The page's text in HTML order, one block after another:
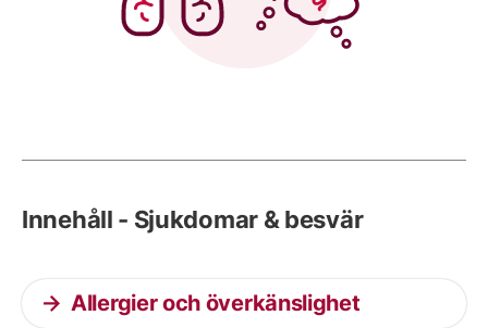
Innehåll - Sjukdomar & besvär
Allergier och överkänslighet